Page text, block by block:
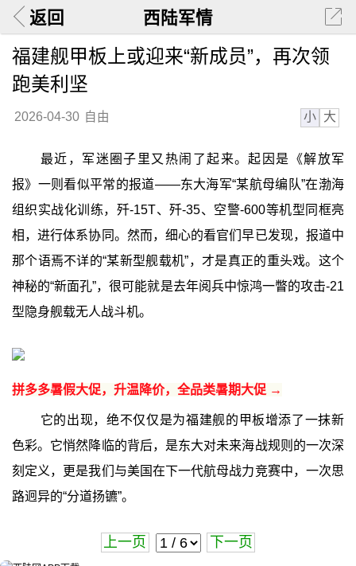
返回 西陆军情
福建舰甲板上或迎来“新成员”，再次领
跑美利坚
2026-04-30 自由 小 大
最近，军迷圈子里又热闹了起来。起因是《解放军
报》一则看似平常的报道——东大海军“某航母编队”在渤海
组织实战化训练，歼-15T、歼-35、空警-600等机型同框亮
相，进行体系协同。然而，细心的看官们早已发现，报道中
那个语焉不详的“某新型舰载机”，才是真正的重头戏。这个
神秘的“新面孔”，很可能就是去年阅兵中惊鸿一瞥的攻击-21
型隐身舰载无人战斗机。
拼多多暑假大促，升温降价，全品类暑期大促 →
它的出现，绝不仅仅是为福建舰的甲板增添了一抹新
色彩。它悄然降临的背后，是东大对未来海战规则的一次深
刻定义，更是我们与美国在下一代航母战力竞赛中，一次思
路迥异的“分道扬镳”。
上一页 下一页